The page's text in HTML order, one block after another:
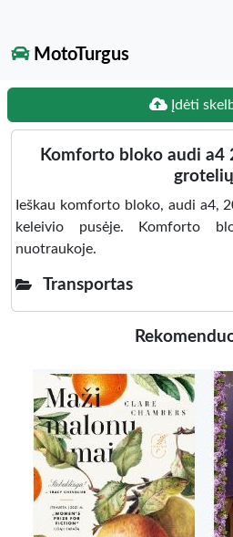
MotoTurgus
Įdėti
Komforto bloko audi a4
grotelių
Ieškau komforto bloko, audi a4,
keleivio pusėje. Komforto
nuotraukoje.
Transportas